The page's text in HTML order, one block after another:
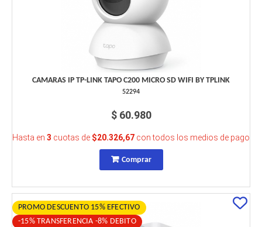
CAMARAS IP TP-LINK TAPO C200 MICRO SD WIFI BY TPLINK
52294
$ 60.980
Hasta en 3 cuotas de $20.326,67 con todos los medios de pago
Comprar
PROMO DESCUENTO 15% EFECTIVO
-15% TRANSFERENCIA -8% DEBITO